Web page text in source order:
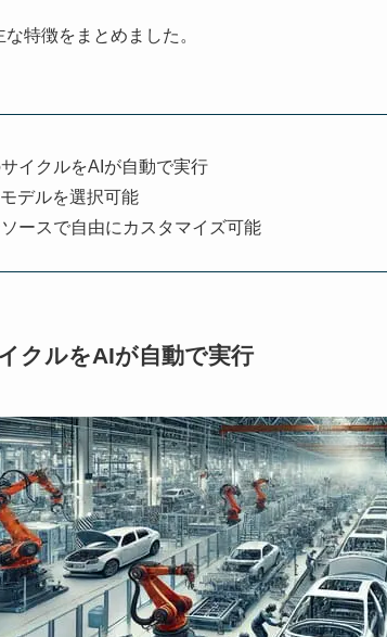
特徴をまとめました。
イクルをAIが自動で実行
デルを選択可能
ースで自由にカスタマイズ可能
クルをAIが自動で実行